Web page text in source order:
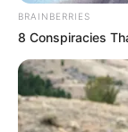
BRAINBERRIES
8 Conspiracies